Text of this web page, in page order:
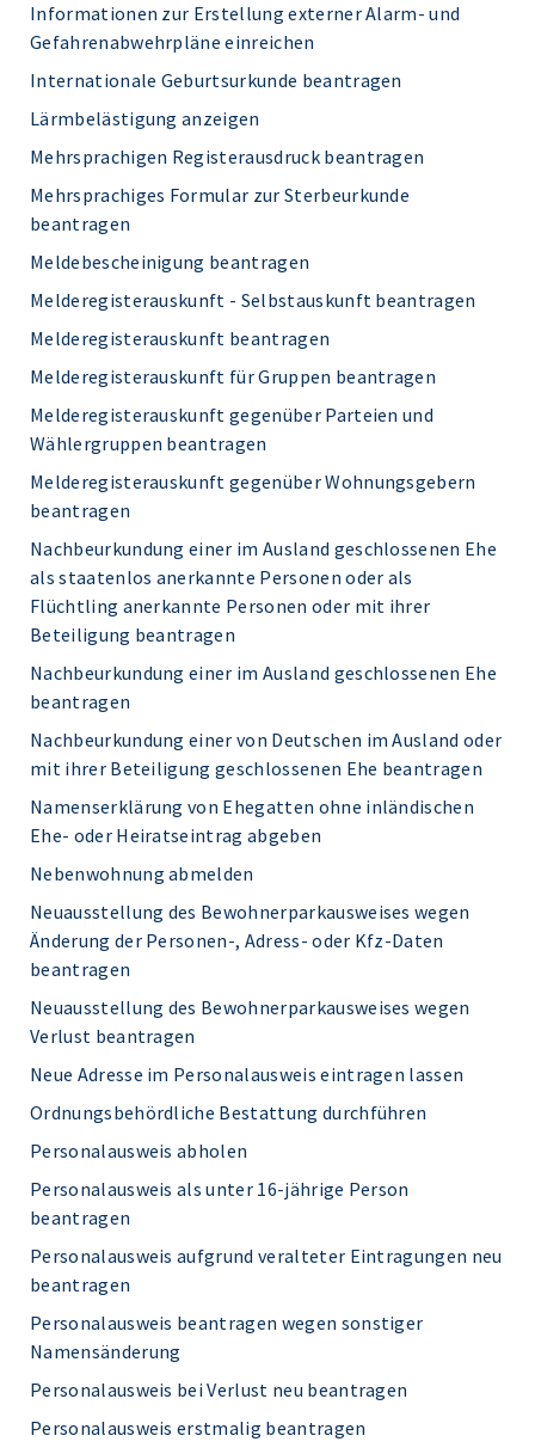
Informationen zur Erstellung externer Alarm- und
Gefahrenabwehrpläne einreichen
Internationale Geburtsurkunde beantragen
Lärmbelästigung anzeigen
Mehrsprachigen Registerausdruck beantragen
Mehrsprachiges Formular zur Sterbeurkunde
beantragen
Meldebescheinigung beantragen
Melderegisterauskunft - Selbstauskunft beantragen
Melderegisterauskunft beantragen
Melderegisterauskunft für Gruppen beantragen
Melderegisterauskunft gegenüber Parteien und
Wählergruppen beantragen
Melderegisterauskunft gegenüber Wohnungsgebern
beantragen
Nachbeurkundung einer im Ausland geschlossenen Ehe
als staatenlos anerkannte Personen oder als
Flüchtling anerkannte Personen oder mit ihrer
Beteiligung beantragen
Nachbeurkundung einer im Ausland geschlossenen Ehe
beantragen
Nachbeurkundung einer von Deutschen im Ausland oder
mit ihrer Beteiligung geschlossenen Ehe beantragen
Namenserklärung von Ehegatten ohne inländischen
Ehe- oder Heiratseintrag abgeben
Nebenwohnung abmelden
Neuausstellung des Bewohnerparkausweises wegen
Änderung der Personen-, Adress- oder Kfz-Daten
beantragen
Neuausstellung des Bewohnerparkausweises wegen
Verlust beantragen
Neue Adresse im Personalausweis eintragen lassen
Ordnungsbehördliche Bestattung durchführen
Personalausweis abholen
Personalausweis als unter 16-jährige Person
beantragen
Personalausweis aufgrund veralteter Eintragungen neu
beantragen
Personalausweis beantragen wegen sonstiger
Namensänderung
Personalausweis bei Verlust neu beantragen
Personalausweis erstmalig beantragen